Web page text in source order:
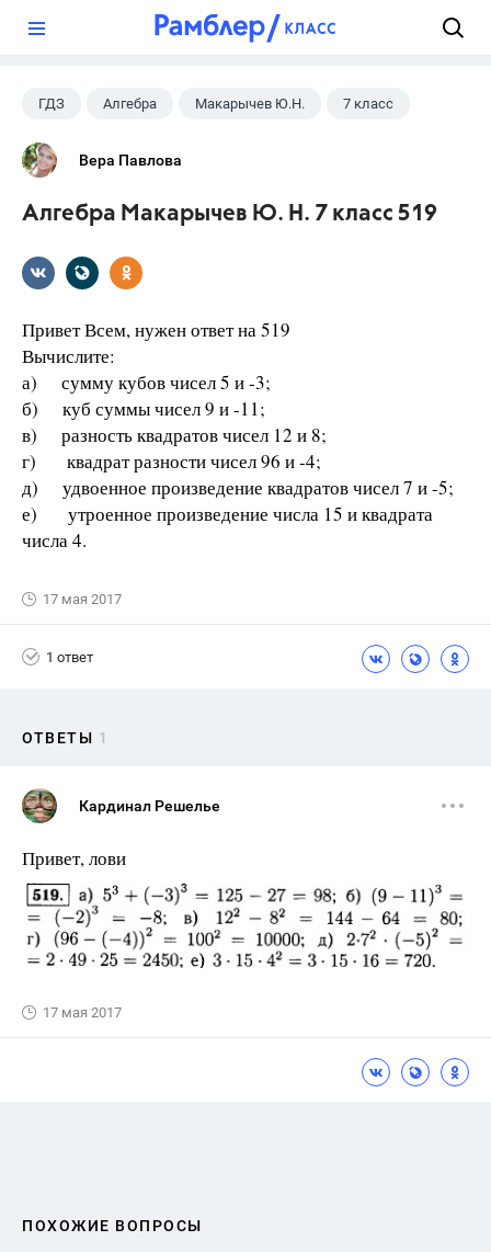
ГДЗ Алгебра Макарычев Ю.Н. 7 класс
Вера Павлова
Алгебра Макарычев Ю. Н. 7 класс 519
Привет Всем, нужен ответ на 519
Вычислите:
а) сумму кубов чисел 5 и -3;
б) куб суммы чисел 9 и -11;
в) разность квадратов чисел 12 и 8;
г) квадрат разности чисел 96 и -4;
д) удвоенное произведение квадратов чисел 7 и -5;
е) утроенное произведение числа 15 и квадрата
числа 4.
17 мая 2017
1 ответ
ОТВЕТЫ 1
Кардинал Решелье
Привет, лови
17 мая 2017
ПОХОЖИЕ ВОПРОСЫ